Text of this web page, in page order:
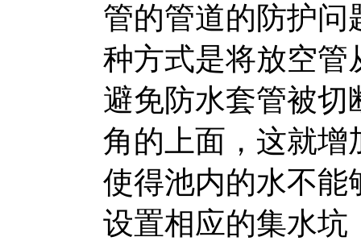
管的管道的防护问
种方式是将放空管
避免防水套管被切
角的上面，这就增
使得池内的水不能
设置相应的集水坑